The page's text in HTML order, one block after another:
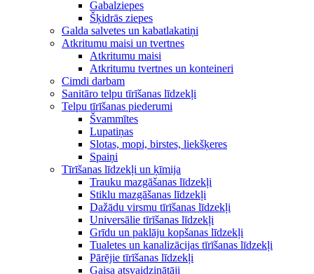
Gabalziepes
Šķidrās ziepes
Galda salvetes un kabatlakatiņi
Atkritumu maisi un tvertnes
Atkritumu maisi
Atkritumu tvertnes un konteineri
Cimdi darbam
Sanitāro telpu tīrīšanas līdzekļi
Telpu tīrīšanas piederumi
Švammītes
Lupatiņas
Slotas, mopi, birstes, liekšķeres
Spaiņi
Tīrīšanas līdzekļi un ķīmija
Trauku mazgāšanas līdzekļi
Stiklu mazgāšanas līdzekļi
Dažādu virsmu tīrīšanas līdzekļi
Universālie tīrīšanas līdzekļi
Grīdu un paklāju kopšanas līdzekļi
Tualetes un kanalizācijas tīrīšanas līdzekļi
Pārējie tīrīšanas līdzekļi
Gaisa atsvaidzinātāji